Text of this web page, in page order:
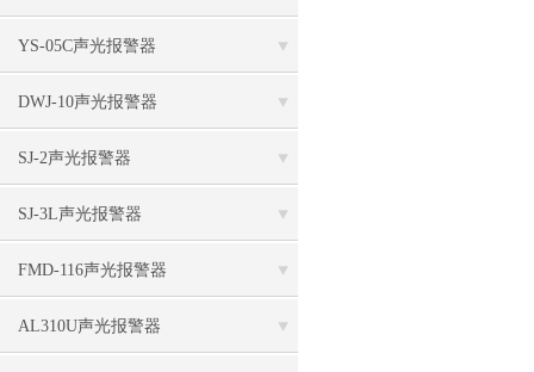
YS-05C声光报警器
DWJ-10声光报警器
SJ-2声光报警器
SJ-3L声光报警器
FMD-116声光报警器
AL310U声光报警器